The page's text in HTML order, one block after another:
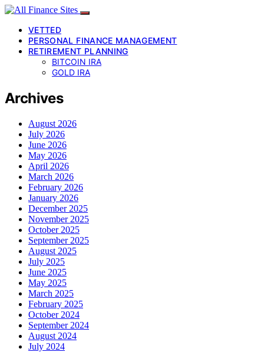
VETTED
PERSONAL FINANCE MANAGEMENT
RETIREMENT PLANNING
BITCOIN IRA
GOLD IRA
Archives
August 2026
July 2026
June 2026
May 2026
April 2026
March 2026
February 2026
January 2026
December 2025
November 2025
October 2025
September 2025
August 2025
July 2025
June 2025
May 2025
March 2025
February 2025
October 2024
September 2024
August 2024
July 2024